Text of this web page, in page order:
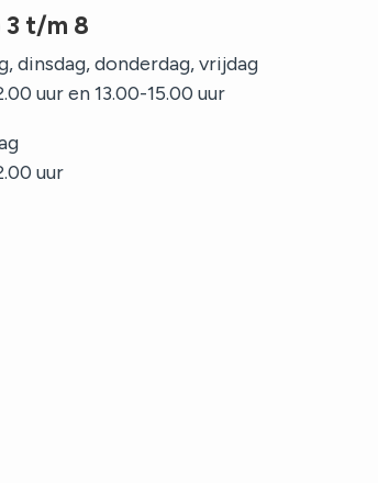
3 t/m 8
dinsdag, donderdag, vrijdag
uur en 13.00-15.00 uur
uur